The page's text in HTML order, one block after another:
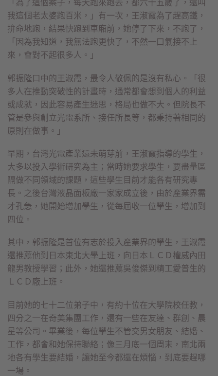
「為了這個案子，每天跑來跑去，都六十五歲了，還叫
我這個老太婆跑百米，」有一次，王淑霞為了趕高鐵，
拚命地跑，結果快跑到車廂前，她停了下來，不跑了，
「因為我知道，我無法跑更快了，不然一口氣接不上
來，會對不起很多人。」
郭振隆口中的王淑霞，最令人敬佩的是沒有私心。「很
多人在推動突破性的計畫時，通常都會想到個人的利益
或成就，因此容易產生迷思，格局也做不大。但院長不
管是參與創立光電系所、接任所長等，都秉持著相同的
原則在做事。」
早期，台灣光電產業還未萌芽前，王淑霞指導的學生，
大多以投入學術研究為主；當時她要求學生，要盡量區
隔做不同領域的課題，這些學生目前才能各有研究專
長。之後台灣液晶面板廠一家家成立後，由於產業界需
才孔急，她開始增加學生，從每屆收一位學生，增加到
四位。
其中，郭振隆是首位有志於投入產業界的學生，王淑霞
還推薦他到日本東北大學上班，向日本ＬＣＤ權威內田
龍男教授學習；此外，她還推薦吳俊傑到精工愛普生的
ＬＣＤ廠上班。
目前她的七十二位弟子中，有約十位在大學院校任教，
四分之一在奇美集團工作，還有一些在友達、群創、晨
星等公司。畢業後，每位學生不管交男女朋友、結婚、
工作，都會和她保持聯絡；像三月底一個周末，南北兩
地各有學生要結婚，讓她至今都還在煩惱，到底要趕哪
一場。